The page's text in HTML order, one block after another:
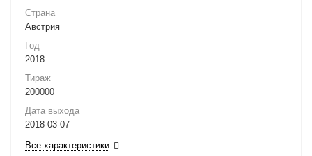
Страна
Австрия
Год
2018
Тираж
200000
Дата выхода
2018-03-07
Все характеристики